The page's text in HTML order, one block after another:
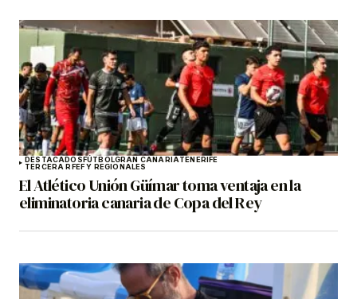
DESTACADOSFÚTBOLGRAN CANARIATENERIFE
TERCERA RFEF Y REGIONALES
El Atlético Unión Güímar toma ventaja en la
eliminatoria canaria de Copa del Rey